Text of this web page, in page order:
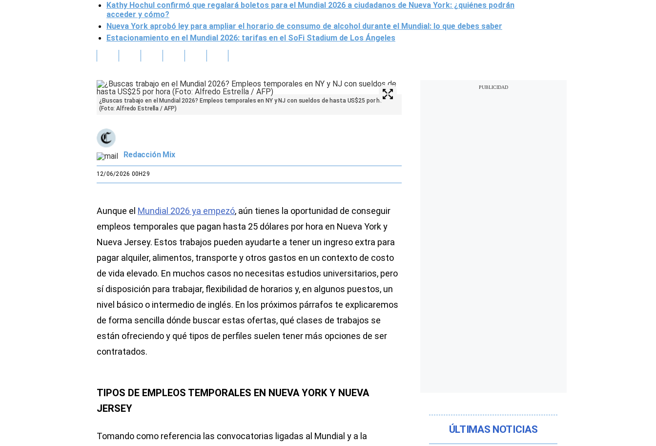
Kathy Hochul confirmó que regalará boletos para el Mundial 2026 a ciudadanos de Nueva York: ¿quiénes podrán
acceder y cómo?
Nueva York aprobó ley para ampliar el horario de consumo de alcohol durante el Mundial: lo que debes saber
Estacionamiento en el Mundial 2026: tarifas en el SoFi Stadium de Los Ángeles
¿Buscas trabajo en el Mundial 2026? Empleos temporales en NY y NJ con sueldos de hasta US$25 por hora
(Foto: Alfredo Estrella / AFP)
Redacción Mix
12/06/2026 00H29
Aunque el Mundial 2026 ya empezó, aún tienes la oportunidad de conseguir
empleos temporales que pagan hasta 25 dólares por hora en Nueva York y
Nueva Jersey. Estos trabajos pueden ayudarte a tener un ingreso extra para
pagar alquiler, alimentos, transporte y otros gastos en un contexto de costo
de vida elevado. En muchos casos no necesitas estudios universitarios, pero
sí disposición para trabajar, flexibilidad de horarios y, en algunos puestos, un
nivel básico o intermedio de inglés. En los próximos párrafos te explicaremos
de forma sencilla dónde buscar estas ofertas, qué clases de trabajos se
están ofreciendo y qué tipos de perfiles suelen tener más opciones de ser
contratados.
TIPOS DE EMPLEOS TEMPORALES EN NUEVA YORK Y NUEVA
JERSEY
Tomando como referencia las convocatorias ligadas al Mundial y a la
ÚLTIMAS NOTICIAS